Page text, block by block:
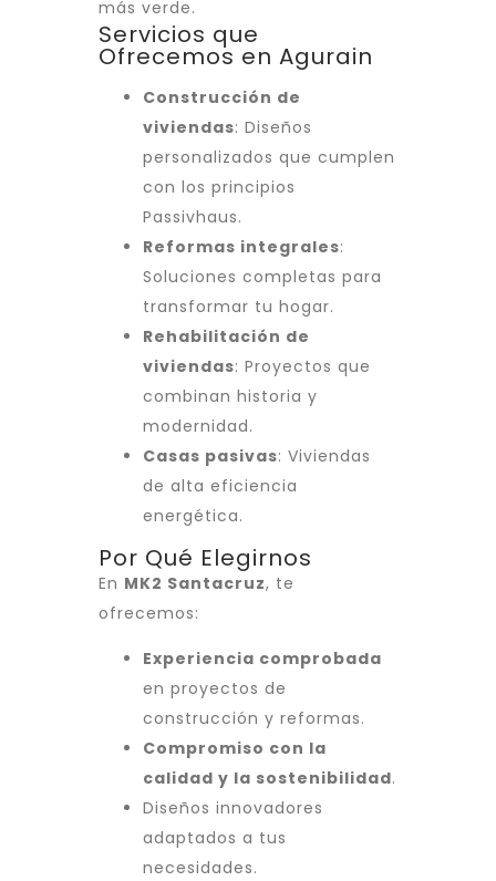
más verde.
Servicios que
Ofrecemos en Agurain
Construcción de
viviendas: Diseños
personalizados que cumplen
con los principios
Passivhaus.
Reformas integrales:
Soluciones completas para
transformar tu hogar.
Rehabilitación de
viviendas: Proyectos que
combinan historia y
modernidad.
Casas pasivas: Viviendas
de alta eficiencia
energética.
Por Qué Elegirnos
En MK2 Santacruz, te
ofrecemos:
Experiencia comprobada
en proyectos de
construcción y reformas.
Compromiso con la
calidad y la sostenibilidad.
Diseños innovadores
adaptados a tus
necesidades.